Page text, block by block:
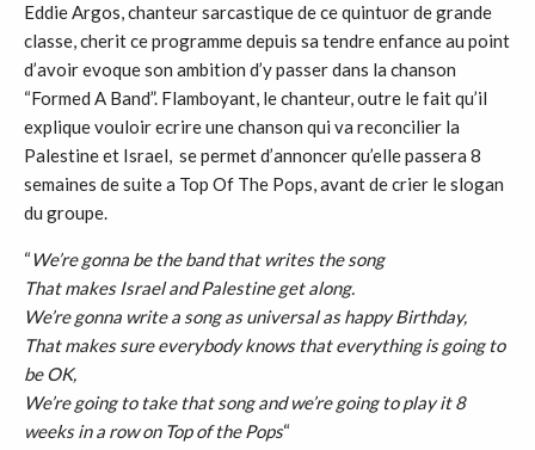
Eddie Argos, chanteur sarcastique de ce quintuor de grande
classe, cherit ce programme depuis sa tendre enfance au point
d’avoir evoque son ambition d’y passer dans la chanson
“Formed A Band”. Flamboyant, le chanteur, outre le fait qu’il
explique vouloir ecrire une chanson qui va reconcilier la
Palestine et Israel, se permet d’annoncer qu’elle passera 8
semaines de suite a Top Of The Pops, avant de crier le slogan
du groupe.
“We’re gonna be the band that writes the song
That makes Israel and Palestine get along.
We’re gonna write a song as universal as happy Birthday,
That makes sure everybody knows that everything is going to
be OK,
We’re going to take that song and we’re going to play it 8
weeks in a row on Top of the Pops“